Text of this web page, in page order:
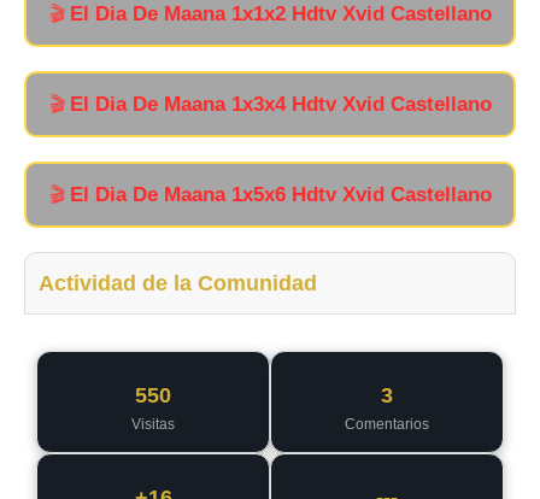
🎬 El Dia De Maana 1x1x2 Hdtv Xvid Castellano
🎬 El Dia De Maana 1x3x4 Hdtv Xvid Castellano
🎬 El Dia De Maana 1x5x6 Hdtv Xvid Castellano
Actividad de la Comunidad
550
Visitas
3
Comentarios